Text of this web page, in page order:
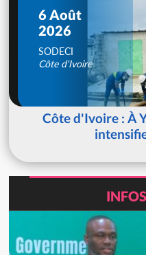
6 Août
2026
SODECI
Côte d'Ivoire
Côte d'Ivoire : À